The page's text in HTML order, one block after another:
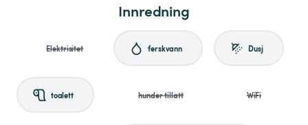
Innredning
Elektrisitet ferskvann Dusj
toalett hunder tillatt WiFi